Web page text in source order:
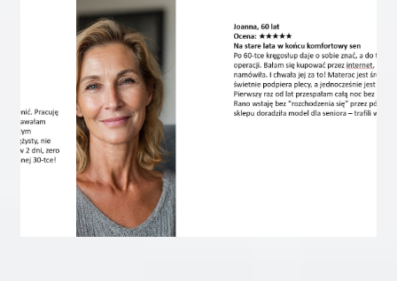
Moje konto
Rozwiń
menu
Koszyk
Blog